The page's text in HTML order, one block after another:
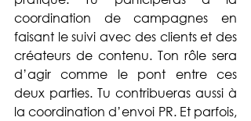
coordination de campagnes en
faisant le suivi avec des clients et des
créateurs de contenu. Ton rôle sera
d’agir comme le pont entre ces
deux parties. Tu contribueras aussi à
la coordination d’envoi PR. Et parfois,